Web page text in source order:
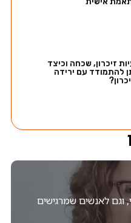
זיכרון, שכחה וכיצד
להתמודד עם ירידה
וגם לאנשים שמרגישים